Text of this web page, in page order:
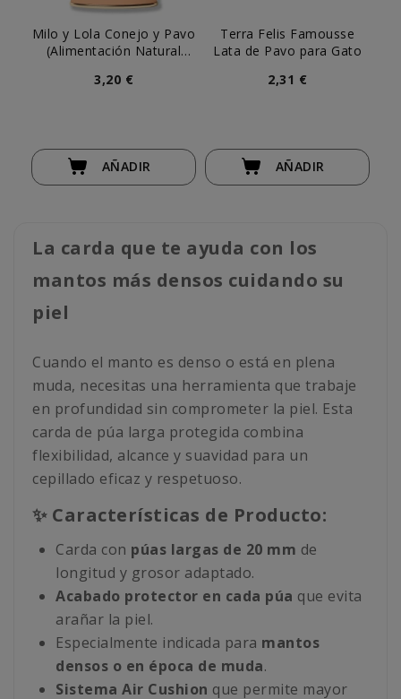
Milo y Lola Conejo y Pavo
(Alimentación Natural
3,20 €
AÑADIR
Terra Felis Famousse
Lata de Pavo para Gato
2,31 €
AÑADIR
La carda que te ayuda con los
mantos más densos cuidando su
piel
Cuando el manto es denso o está en plena
muda, necesitas una herramienta que trabaje
en profundidad sin comprometer la piel. Esta
carda de púa larga protegida combina
flexibilidad, alcance y suavidad para un
cepillado eficaz y respetuoso.
✨ Características de Producto:
Carda con púas largas de 20 mm de
longitud y grosor adaptado.
Acabado protector en cada púa que evita
arañar la piel.
Especialmente indicada para mantos
densos o en época de muda.
Sistema Air Cushion que permite mayor